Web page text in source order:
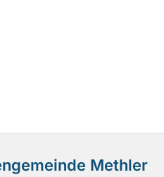
Methler